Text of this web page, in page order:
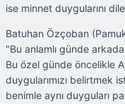
ise minnet duygularını
Batuhan Özçoban
"Bu anlamlı günde
Bu özel günde öncelikle
duygularımızı belirtmek
benimle aynı duyguları